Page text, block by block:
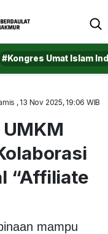
#Kongres Umat Islam
, 13 Nov 2025, 19:06 WIB
“Affiliate
mampu